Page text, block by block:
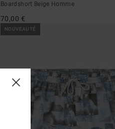
Boardshort Beige Homme
70,00 €
NOUVEAUTÉ